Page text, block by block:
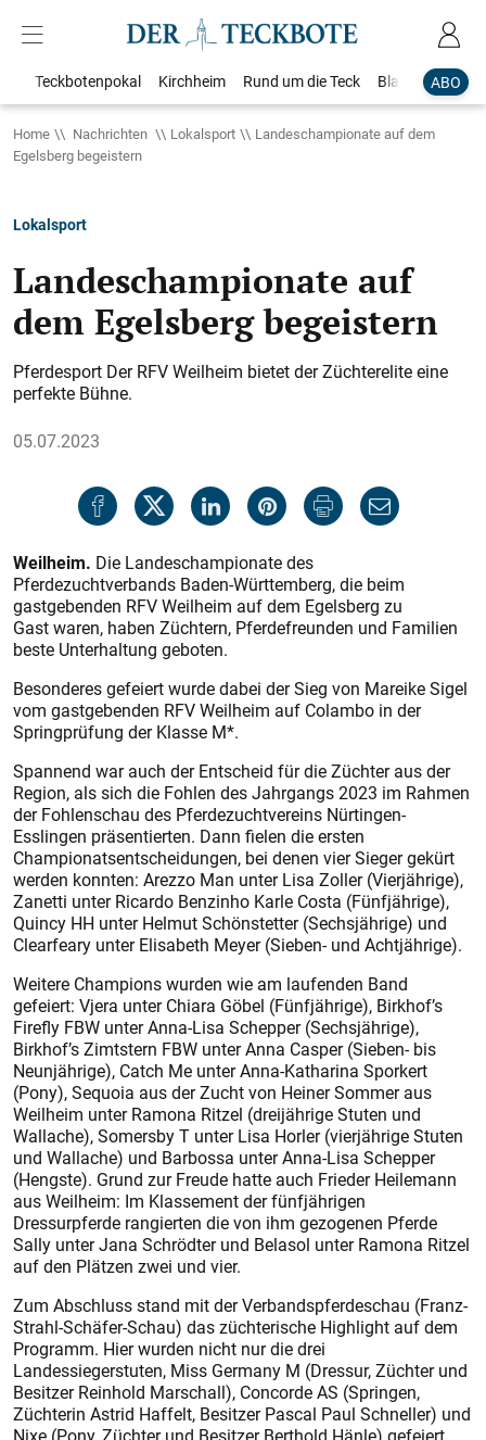
ABO
Teckbotenpokal Kirchheim Rund um die Teck Blaulicht
Home Nachrichten Lokalsport
Landeschampionate auf dem
Egelsberg begeistern
Lokalsport
Landeschampionate auf
dem Egelsberg begeistern
Pferdesport Der RFV Weilheim bietet der Züchterelite eine
perfekte Bühne.
05.07.2023
Weilheim. Die Landeschampionate des
Pferdezuchtverbands Baden-Württemberg, die beim
gastgebenden RFV Weilheim auf dem Egelsberg zu
Gast waren, haben Züchtern, Pferdefreunden und Familien
beste Unterhaltung geboten.
Besonderes gefeiert wurde dabei der Sieg von Mareike Sigel
vom gastgebenden RFV Weilheim auf Colambo in der
Springprüfung der Klasse M*.
Spannend war auch der Entscheid für die Züchter aus der
Region, als sich die Fohlen des Jahrgangs 2023 im Rahmen
der Fohlenschau des Pferdezuchtvereins Nürtingen-
Esslingen präsentierten. Dann fielen die ersten
Championatsentscheidungen, bei denen vier Sieger gekürt
werden konnten: Arezzo Man unter Lisa Zoller (Vierjährige),
Zanetti unter Ricardo Benzinho Karle Costa (Fünfjährige),
Quincy HH unter Helmut Schönstetter (Sechsjährige) und
Clearfeary unter Elisabeth Meyer (Sieben- und Achtjährige).
Weitere Champions wurden wie am laufenden Band
gefeiert: Vjera unter Chiara Göbel (Fünfjährige), Birkhof’s
Firefly FBW unter Anna-Lisa Schepper (Sechsjährige),
Birkhof’s Zimtstern FBW unter Anna Casper (Sieben- bis
Neunjährige), Catch Me unter Anna-Katharina Sporkert
(Pony), Sequoia aus der Zucht von Heiner Sommer aus
Weilheim unter Ramona Ritzel (dreijährige Stuten und
Wallache), Somersby T unter Lisa Horler (vierjährige Stuten
und Wallache) und Barbossa unter Anna-Lisa Schepper
(Hengste). Grund zur Freude hatte auch Frieder Heilemann
aus Weilheim: Im Klassement der fünfjährigen
Dressurpferde rangierten die von ihm gezogenen Pferde
Sally unter Jana Schrödter und Belasol unter Ramona Ritzel
auf den Plätzen zwei und vier.
Zum Abschluss stand mit der Verbandspferdeschau (Franz-
Strahl-Schäfer-Schau) das züchterische Highlight auf dem
Programm. Hier wurden nicht nur die drei
Landessiegerstuten, Miss Germany M (Dressur, Züchter und
Besitzer Reinhold Marschall), Concorde AS (Springen,
Züchterin Astrid Haffelt, Besitzer Pascal Paul Schneller) und